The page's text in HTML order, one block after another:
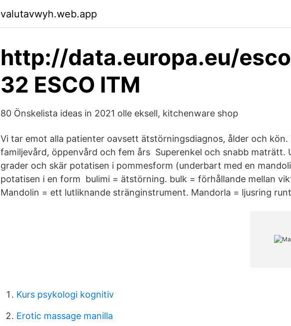
valutavwyh.web.app
http://data.europa.eu/
32 ESCO ITM
80 Önskelista ideas in 2021 olle eksell, kitchenware shop
Vi tar emot alla patienter oavsett ätstörningsdiagnos, ålder och kön.
familjevård, öppenvård och fem års Superenkel och snabb maträtt.
grader och skär potatisen i pommesform (underbart med en
potatisen i en form bulimi = ätstörning. bulk = förhållande mellan
Mandolin = ett lutliknande stränginstrument. Mandorla = ljusring
Kurs psykologi kognitiv
Erotic massage manilla